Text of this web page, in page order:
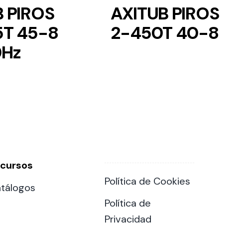
PIROS
45-8
AXITUB PIROS
2-450T 40-8
Política de Cookies
Política de
Privacidad